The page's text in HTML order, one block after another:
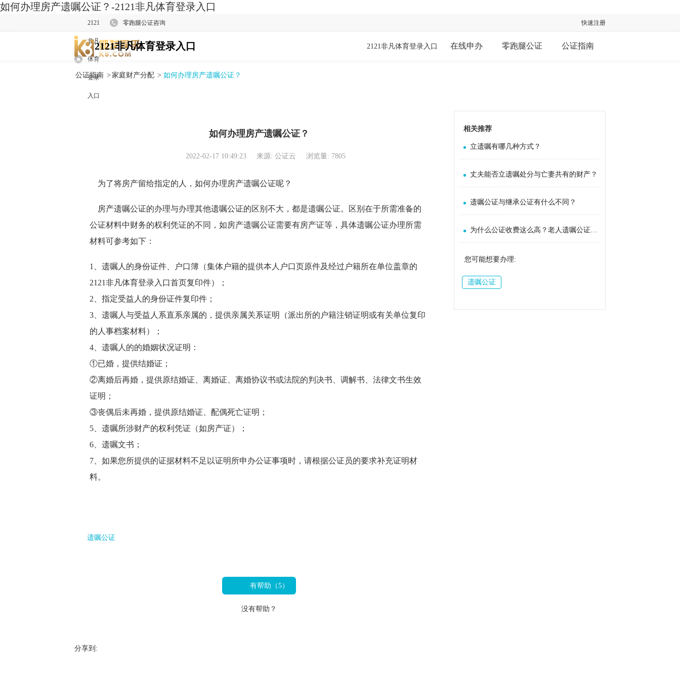
如何办理房产遗嘱公证？-2121非凡体育登录入口
2121
非凡
体育
登录
入口
零跑腿公证咨询 快速注册
2121非凡体育登录入口 2121非凡体育登录入口 在线申办 零跑腿公证 公证指南
公证指南 > 家庭财产分配 > 如何办理房产遗嘱公证？
如何办理房产遗嘱公证？
2022-02-17 10:49:23 来源: 公证云 浏览量: 7805
为了将房产留给指定的人，如何办理房产遗嘱公证呢？
房产遗嘱公证的办理与办理其他遗嘱公证的区别不大，都是遗嘱公证。区别在于所需准备的
公证材料中财务的权利凭证的不同，如房产遗嘱公证需要有房产证等，具体遗嘱公证办理所需
材料可参考如下：
1、遗嘱人的身份证件、户口簿（集体户籍的提供本人户口页原件及经过户籍所在单位盖章的
2121非凡体育登录入口首页复印件）；
2、指定受益人的身份证件复印件；
3、遗嘱人与受益人系直系亲属的，提供亲属关系证明（派出所的户籍注销证明或有关单位复印
的人事档案材料）；
4、遗嘱人的的婚姻状况证明：
①已婚，提供结婚证；
②离婚后再婚，提供原结婚证、离婚证、离婚协议书或法院的判决书、调解书、法律文书生效
证明；
③丧偶后未再婚，提供原结婚证、配偶死亡证明；
5、遗嘱所涉财产的权利凭证（如房产证）；
6、遗嘱文书；
7、如果您所提供的证据材料不足以证明所申办公证事项时，请根据公证员的要求补充证明材
料。
遗嘱公证
相关推荐
立遗嘱有哪几种方式？
丈夫能否立遗嘱处分与亡妻共有的财产？
遗嘱公证与继承公证有什么不同？
为什么公证收费这么高？老人遗嘱公证免费吗？
您可能想要办理:
遗嘱公证
有帮助（5）
没有帮助？
分享到: